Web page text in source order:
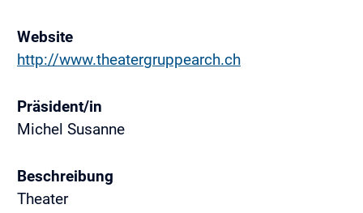
Website
http://www.theatergruppearch.ch
Präsident/in
Michel Susanne
Beschreibung
Theater